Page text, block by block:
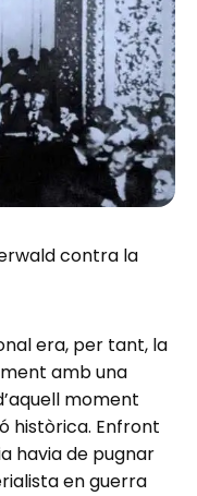
contra la
era, per tant, la
amb una
moment
històrica. Enfront
havia de pugnar
en guerra